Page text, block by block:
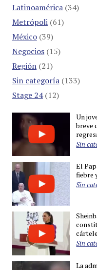
Latinoamérica(34)
Metrópoli(61)
México(39)
Negocios(15)
Región(21)
Sin categoría(133)
Stage 24(12)
Un
breve
Sin
El
fiebre
Sin
Sin
La